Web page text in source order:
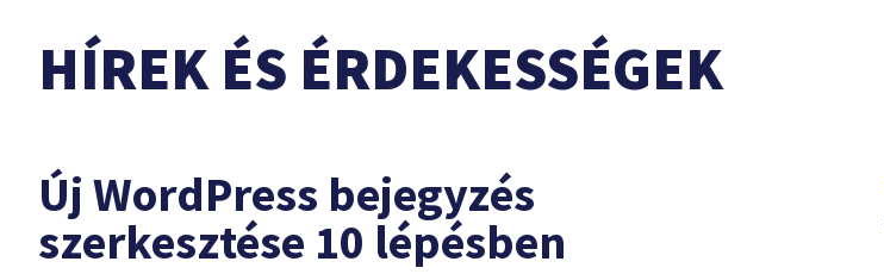
HÍREK ÉS ÉRDEKESSÉGEK
Új WordPress bejegyzés
szerkesztése 10 lépésben